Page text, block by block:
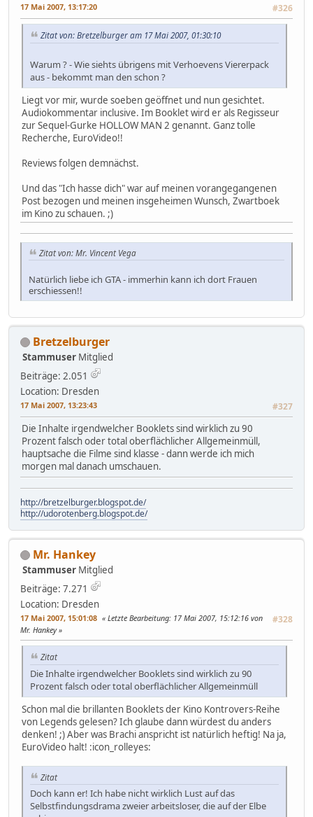
17 Mai 2007, 13:17:20 #326
Zitat von: Bretzelburger am 17 Mai 2007, 01:30:10
Warum ? - Wie siehts übrigens mit Verhoevens Viererpack
aus - bekommt man den schon ?
Liegt vor mir, wurde soeben geöffnet und nun gesichtet.
Audiokommentar inclusive. Im Booklet wird er als Regisseur
zur Sequel-Gurke HOLLOW MAN 2 genannt. Ganz tolle
Recherche, EuroVideo!!
Reviews folgen demnächst.
Und das "Ich hasse dich" war auf meinen vorangegangenen
Post bezogen und meinen insgeheimen Wunsch, Zwartboek
im Kino zu schauen. ;)
Zitat von: Mr. Vincent Vega
Natürlich liebe ich GTA - immerhin kann ich dort Frauen
erschiessen!!
Bretzelburger
Stammuser Mitglied
Beiträge: 2.051
Location: Dresden
17 Mai 2007, 13:23:43 #327
Die Inhalte irgendwelcher Booklets sind wirklich zu 90
Prozent falsch oder total oberflächlicher Allgemeinmüll,
hauptsache die Filme sind klasse - dann werde ich mich
morgen mal danach umschauen.
http://bretzelburger.blogspot.de/
http://udorotenberg.blogspot.de/
Mr. Hankey
Stammuser Mitglied
Beiträge: 7.271
Location: Dresden
17 Mai 2007, 15:01:08 #328
Letzte Bearbeitung: 17 Mai 2007, 15:12:16 von
Mr. Hankey
Zitat
Die Inhalte irgendwelcher Booklets sind wirklich zu 90
Prozent falsch oder total oberflächlicher Allgemeinmüll
Schon mal die brillanten Booklets der Kino Kontrovers-Reihe
von Legends gelesen? Ich glaube dann würdest du anders
denken! ;) Aber was Brachi anspricht ist natürlich heftig! Na ja,
EuroVideo halt! :icon_rolleyes:
Zitat
Doch kann er! Ich habe nicht wirklich Lust auf das
Selbstfindungsdrama zweier arbeitsloser, die auf der Elbe